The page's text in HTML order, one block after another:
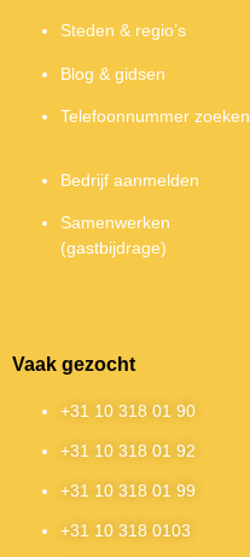
Steden & regio’s
Blog & gidsen
Telefoonnummer zoeken
Bedrijf aanmelden
Samenwerken
(gastbijdrage)
Vaak gezocht
+31 10 318 01 90
+31 10 318 01 92
+31 10 318 01 99
+31 10 318 0103